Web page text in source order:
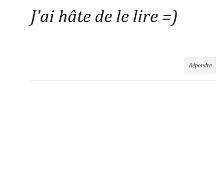
J'ai hâte de le lire =)
Répondre